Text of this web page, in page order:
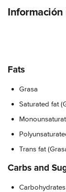
Fats
Grasa
Saturated fat
Trans fat
Carbs and